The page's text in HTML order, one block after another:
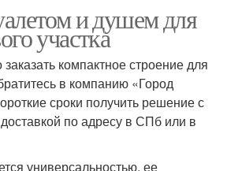
и душем для
участка
компактное строение для
в компанию «Город
сроки получить решение с
по адресу в СПб или в
универсальностью, ее